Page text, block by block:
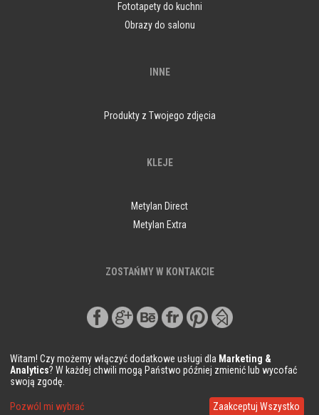
Fototapety do kuchni
Obrazy do salonu
INNE
Produkty z Twojego zdjęcia
KLEJE
Metylan Direct
Metylan Extra
ZOSTAŃMY W KONTAKCIE
Witam! Czy możemy włączyć dodatkowe usługi dla Marketing &
Analytics? W każdej chwili mogą Państwo później zmienić lub wycofać
swoją zgodę.
Pozwól mi wybrać Zaakceptuj Wszystko